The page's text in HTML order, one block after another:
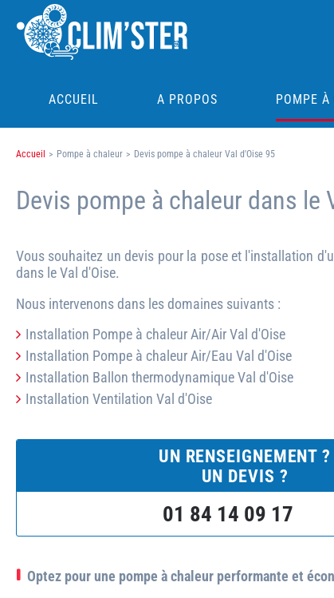
ACCUEIL A PROPOS POMPE À
Accueil > Pompe à chaleur > Devis pompe à chaleur Val d'Oise 95
Devis pompe à chaleur dans le
Vous souhaitez un devis pour la pose et l'installation
dans le Val d'Oise.
Nous intervenons dans les domaines suivants :
Installation Pompe à chaleur Air/Air Val d'Oise
Installation Pompe à chaleur Air/Eau Val d'Oise
Installation Ballon thermodynamique Val d'Oise
Installation Ventilation Val d'Oise
UN RENSEIGNEMENT ?
UN DEVIS ?
01 84 14 09 17
Optez pour une pompe à chaleur performante et